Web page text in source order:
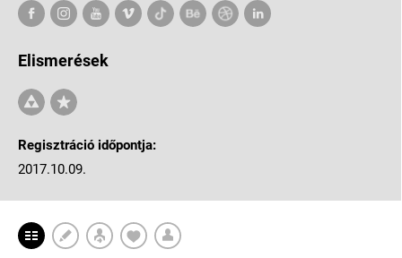
Elismerések
Regisztráció időpontja:
2017.10.09.